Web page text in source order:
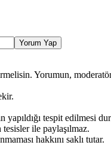
Yorum Yap
Yorumun,
tespit edilmesi
ile paylaşılmaz.
hakkını saklı tutar.